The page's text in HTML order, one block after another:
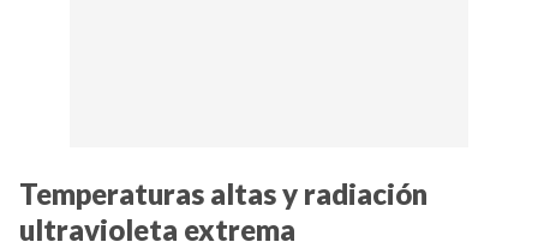
Temperaturas altas y radiación
ultravioleta extrema